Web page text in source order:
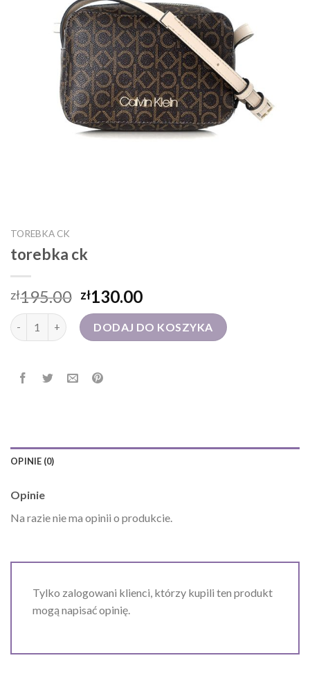
TOREBKA CK
torebka ck
zł195.00 zł130.00
ilość torebka ck DODAJ DO KOSZYKA
OPINIE (0)
Opinie
Na razie nie ma opinii o produkcie.
Tylko zalogowani klienci, którzy kupili ten produkt
mogą napisać opinię.